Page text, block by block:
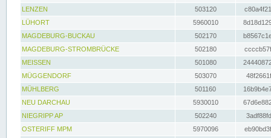
LENZEN
503120
LÜHORT
5960010
MAGDEBURG-BUCKAU
502170
MAGDEBURG-STROMBRÜCKE
502180
MEISSEN
501080
MÜGGENDORF
503070
MÜHLBERG
501160
NEU DARCHAU
5930010
NIEGRIPP AP
502240
OSTERIFF MPM
5970096